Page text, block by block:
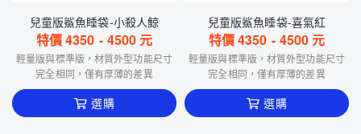
兒童版鯊魚睡袋-小殺人鯨
特價4350 - 4500 元
輕量版與標準版，材質外型功能尺寸
完全相同，僅有厚薄的差異
選購
兒童版鯊魚睡袋-喜氣紅
特價4350 - 4500 元
輕量版與標準版，材質外型功能尺寸
完全相同，僅有厚薄的差異
選購